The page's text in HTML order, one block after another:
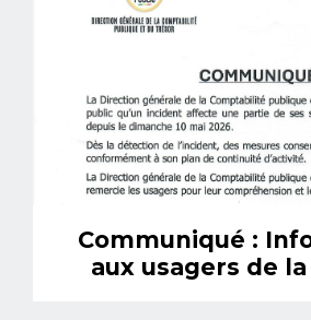
Communiqué :
aux usagers de la